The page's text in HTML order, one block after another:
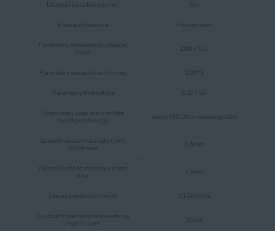
Długość światłowodu (m)
Rodzaj chłodzenia Powietrzem
Parametry soczewki skupiającej
D20 F150
Parametry soczewki ochronnej D20*3
Parametry Kolimatora D20 F50
Szacowany czas pracy źródła
światłowodowego
około 100 000 roboczogodzin
Spaw/Grubość materiału (mm)
Width max
Cięcie/Grubość materiału (mm)
max
Zakres prędkości (mm/s) 0,1-20mm/s
Grubość rdzenia światłowodu na
wyjściu (um)
30um